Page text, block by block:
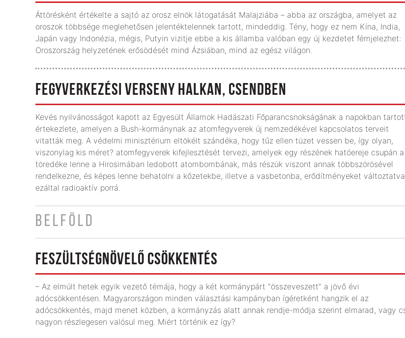
Áttörésként értékelte a sajtó az orosz elnök látogatását Malajziába – abba az országba, amelyet az
oroszok többsége meglehetősen jelentéktelennek tartott, mindeddig. Tény, hogy ez nem Kína, India,
Japán vagy Indonézia, mégis, Putyin vizitje ebbe a kis államba valóban egy új kezdetet fémjelezhet:
Oroszország helyzetének erősödését mind Ázsiában, mind az egész világon.
FEGYVERKEZÉSI VERSENY HALKAN, CSENDBEN
Kevés nyilvánosságot kapott az Egyesült Államok Hadászati Főparancsnokságának a napokban
értekezlete, amelyen a Bush-kormánynak az atomfegyverek új nemzedékével kapcsolatos terveit
vitatták meg. A védelmi minisztérium eltökélt szándéka, hogy tűz ellen tüzet vessen be, így olyan,
viszonylag kis méret? atomfegyverek kifejlesztését tervezi, amelyek egy részének hatóereje csupán a
töredéke lenne a Hirosimában ledobott atombombának, más részük viszont annak többszörösével
rendelkezne, és képes lenne behatolni a kőzetekbe, illetve a vasbetonba, erődítményeket változtatva
ezáltal radioaktív porrá.
BELFÖLD
FESZÜLTSÉGNÖVELŐ CSÖKKENTÉS
– Az elmúlt hetek egyik vezető témája, hogy a két kormánypárt "összeveszett" a jövő évi
adócsökkentésen. Magyarországon minden választási kampányban ígéretként hangzik el az
adócsökkentés, majd menet közben, a kormányzás alatt annak rendje-módja szerint elmarad, vagy
nagyon részlegesen valósul meg. Miért történik ez így?